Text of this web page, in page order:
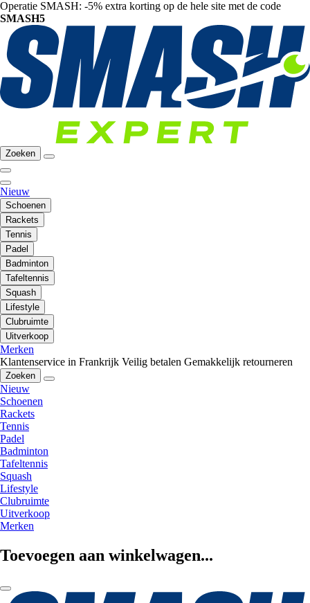
Operatie SMASH: -5% extra korting op de hele site met de code
SMASH5
Zoeken
Nieuw
Schoenen
Rackets
Tennis
Padel
Badminton
Tafeltennis
Squash
Lifestyle
Clubruimte
Uitverkoop
Merken
Klantenservice in Frankrijk Veilig betalen Gemakkelijk retourneren
Zoeken
Nieuw
Schoenen
Rackets
Tennis
Padel
Badminton
Tafeltennis
Squash
Lifestyle
Clubruimte
Uitverkoop
Merken
Toevoegen aan winkelwagen...